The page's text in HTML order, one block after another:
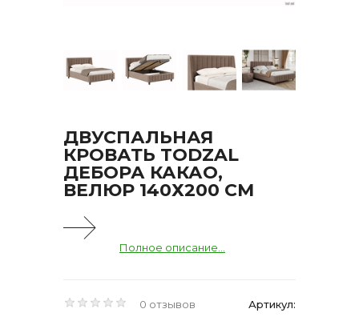
ДВУСПАЛЬНАЯ
КРОВАТЬ TODZAL
ДЕБОРА КАКАО,
ВЕЛЮР 140Х200 СМ
Полное описание...
0 отзывов Артикул: